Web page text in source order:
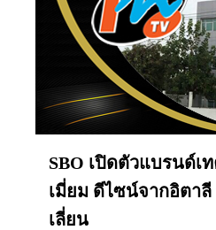
SBO เปิดตัวแบรนด์เ
เมี่ยม ดีไซน์จากอิตา
เลี่ยน